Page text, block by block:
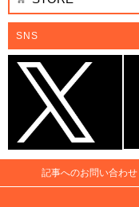
SNS
記事へのお問い合わせ